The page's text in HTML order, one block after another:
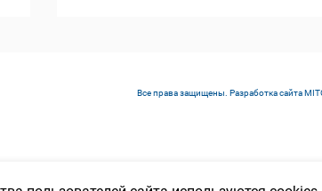
Все права защищены. Разработка сайта